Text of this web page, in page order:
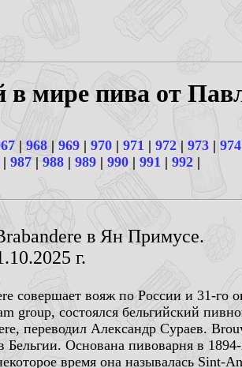
в мире пива от
| 968 | 969 | 970 | 971 | 972 | 973 | 974
| 987|988 | 989 | 990 | 991 | 992 |
в Ян Примусе.
г.
совершает вояж по России и 31-го
group, состоялся бельгийский
переводил Александр Сураев.
Основана пивоварня в
время она называлась Sint-